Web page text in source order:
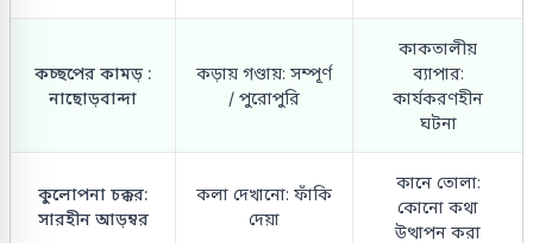
কচ্ছপের কামড় :
নাছোড়বান্দা
কড়ায় গণ্ডায়: সম্পূর্ণ
/ পুরোপুরি
কাকতালীয়
ব্যাপার:
কার্যকরণহীন
ঘটনা
কুলোপনা চক্কর:
সারহীন আড়ম্বর
কলা দেখানো: ফাঁকি
দেয়া
কানে তোলা:
কোনো কথা
উত্থাপন করা